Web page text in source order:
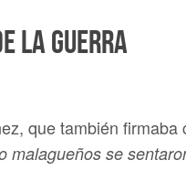
la Guerra
que también firmaba
malagueños se